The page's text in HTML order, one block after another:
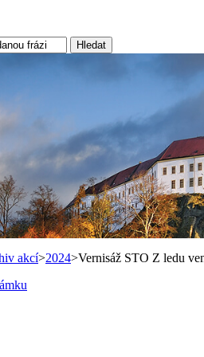
Hledat
akcí>2024>Vernisáž STO Z ledu